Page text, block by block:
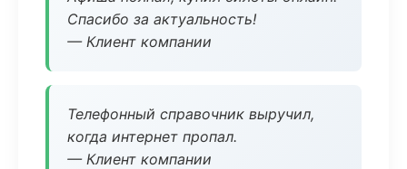
Спасибо за актуальность!
— Клиент компании
Телефонный справочник выручил,
когда интернет пропал.
— Клиент компании